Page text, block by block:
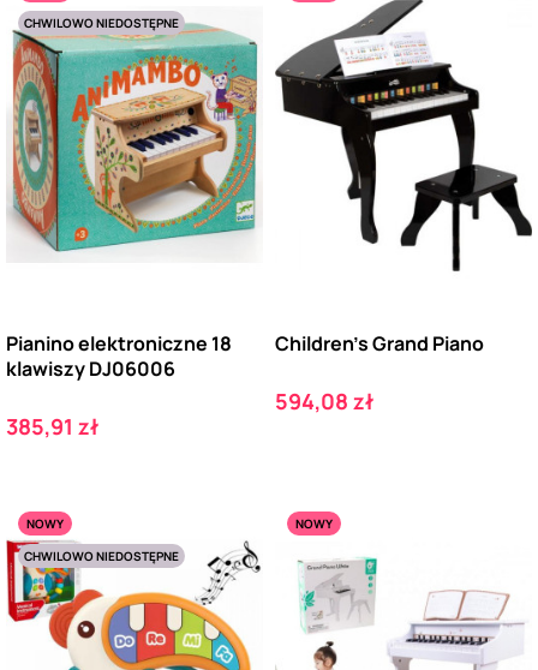
CHWILOWO NIEDOSTĘPNE
Pianino elektroniczne 18
klawiszy DJ06006
Cena
385,91 zł
Children's Grand Piano
Cena
594,08 zł
NOWY
CHWILOWO NIEDOSTĘPNE
NOWY